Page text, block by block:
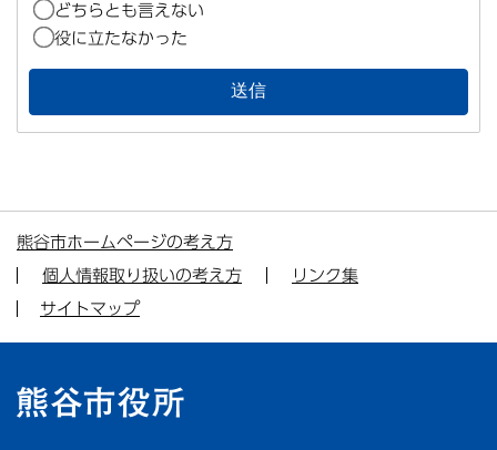
どちらとも言えない
役に立たなかった
熊谷市ホームページの考え方
個人情報取り扱いの考え方
リンク集
サイトマップ